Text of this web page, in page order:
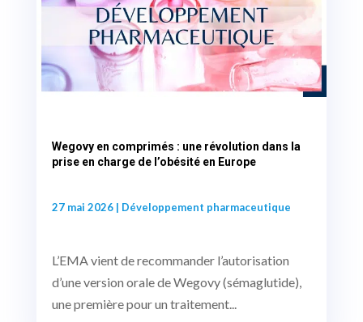
Wegovy en comprimés : une révolution dans la
prise en charge de l’obésité en Europe
27 mai 2026| Développement pharmaceutique
L’EMA vient de recommander l’autorisation
d’une version orale de Wegovy (sémaglutide),
une première pour un traitement...